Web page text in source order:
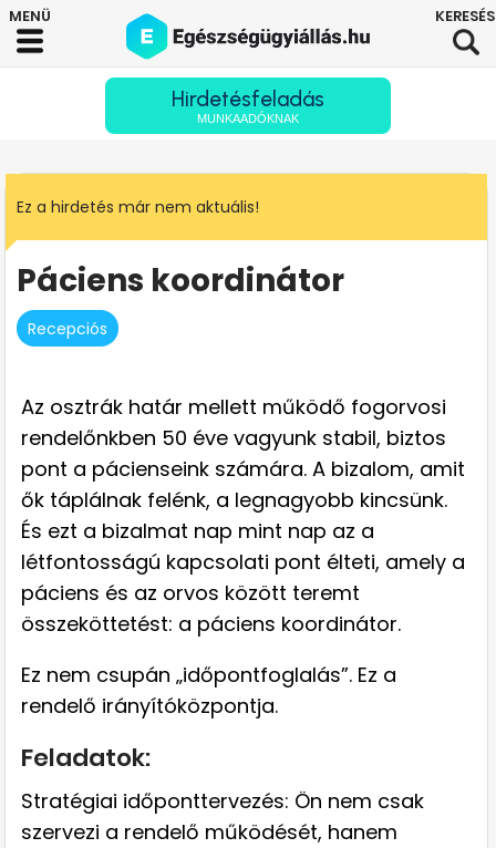
Hirdetésfeladás
MUNKAADÓKNAK
Ez a hirdetés már nem aktuális!
Páciens koordinátor
Recepciós
Az osztrák határ mellett működő fogorvosi
rendelőnkben 50 éve vagyunk stabil, biztos
pont a pácienseink számára. A bizalom, amit
ők táplálnak felénk, a legnagyobb kincsünk.
És ezt a bizalmat nap mint nap az a
létfontosságú kapcsolati pont élteti, amely a
páciens és az orvos között teremt
összeköttetést: a páciens koordinátor.
Ez nem csupán „időpontfoglalás”. Ez a
rendelő irányítóközpontja.
Feladatok:
Stratégiai időponttervezés: Ön nem csak
szervezi a rendelő működését, hanem